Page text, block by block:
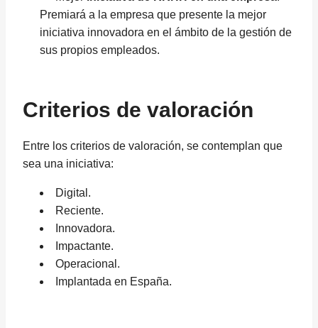
Premiará a la empresa que presente la mejor
iniciativa innovadora en el ámbito de la gestión de
sus propios empleados.
Criterios de valoración
Entre los criterios de valoración, se contemplan que
sea una iniciativa:
Digital.
Reciente.
Innovadora.
Impactante.
Operacional.
Implantada en España.